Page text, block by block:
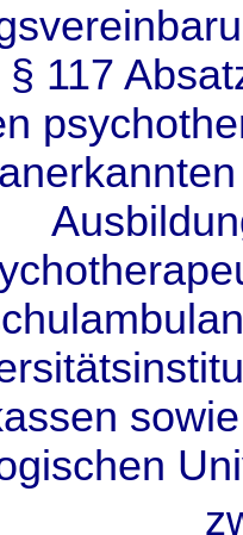
§ 117